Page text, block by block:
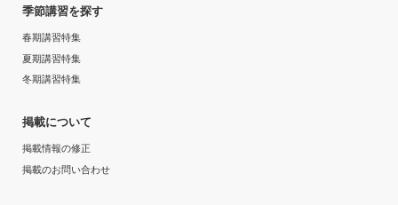
季節講習を探す
春期講習特集
夏期講習特集
冬期講習特集
掲載について
掲載情報の修正
掲載のお問い合わせ